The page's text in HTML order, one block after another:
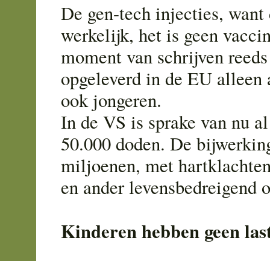
De gen-tech injecties,
werkelijk, het is geen
moment van schrijven
opgeleverd in de EU alleen
ook jongeren.
In de VS is sprake van nu
50.000 doden. De
miljoenen, met
en ander levensbedreigend
Kinderen hebben geen